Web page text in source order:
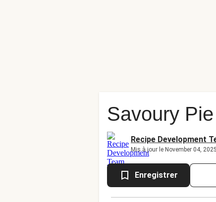
Savoury
Recipe Development
Mis à jour le November 04, 2025
Enregistrer